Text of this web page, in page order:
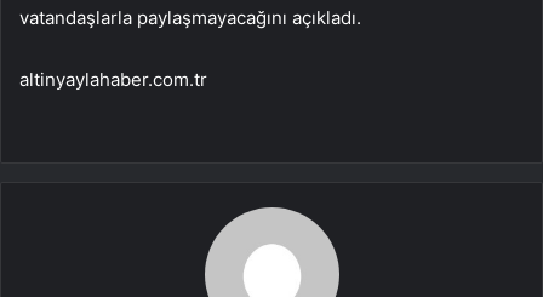
vatandaşlarla paylaşmayacağını açıkladı.
altinyaylahaber.com.tr